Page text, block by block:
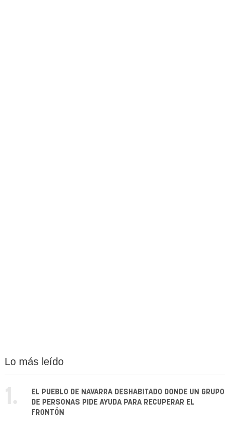
Lo más leído
1.
EL PUEBLO DE NAVARRA DESHABITADO DONDE UN GRUPO
DE PERSONAS PIDE AYUDA PARA RECUPERAR EL
FRONTÓN